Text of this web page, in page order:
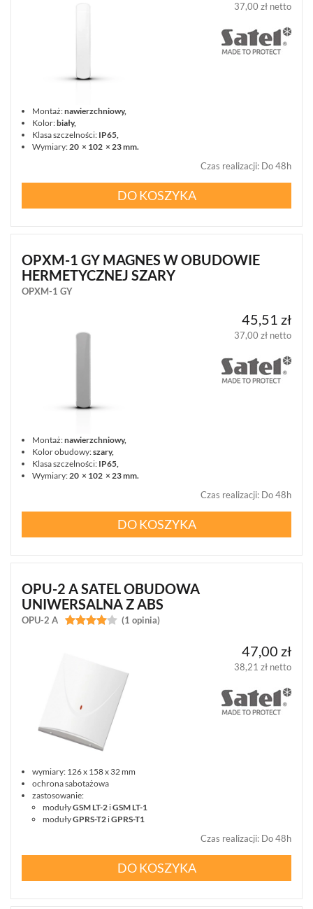
37,00 zł netto
Montaż:nawierzchniowy,
Kolor:biały,
Klasa szczelności: IP65,
Wymiary:20 × 102 × 23 mm.
Czas realizacji: Do 48h
DO KOSZYKA
OPXM-1 GY MAGNES W OBUDOWIE
HERMETYCZNEJ SZARY
OPXM-1 GY
45,51 zł
37,00 zł netto
Montaż:nawierzchniowy,
Kolor obudowy:szary,
Klasa szczelności: IP65,
Wymiary:20 × 102 × 23 mm.
Czas realizacji: Do 48h
DO KOSZYKA
OPU-2 A SATEL OBUDOWA
UNIWERSALNA Z ABS
OPU-2 A 
 (1 opinia)
47,00 zł
38,21 zł netto
wymiary: 126 x 158 x 32 mm
ochrona sabotażowa
zastosowanie:
modułyGSM LT-2 iGSM LT-1
modułyGPRS-T2 iGPRS-T1
Czas realizacji: Do 48h
DO KOSZYKA